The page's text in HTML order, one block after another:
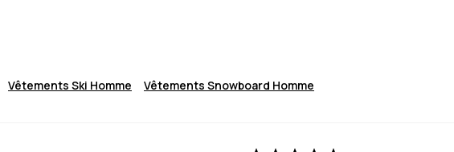
Vêtements Ski Homme Vêtements Snowboard Homme